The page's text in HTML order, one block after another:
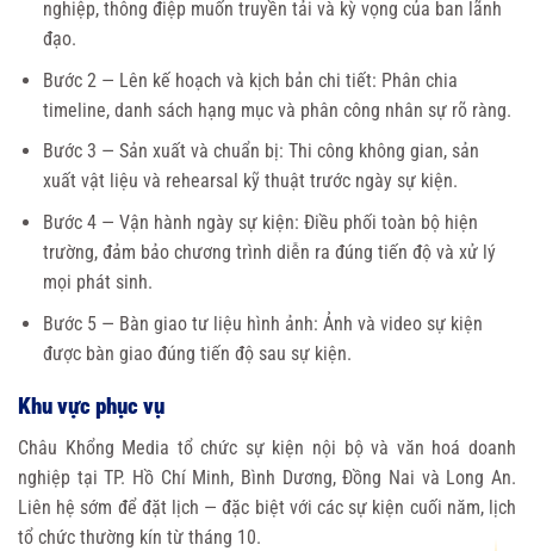
nghiệp, thông điệp muốn truyền tải và kỳ vọng của ban lãnh
đạo.
Bước 2 — Lên kế hoạch và kịch bản chi tiết: Phân chia
timeline, danh sách hạng mục và phân công nhân sự rõ ràng.
Bước 3 — Sản xuất và chuẩn bị: Thi công không gian, sản
xuất vật liệu và rehearsal kỹ thuật trước ngày sự kiện.
Bước 4 — Vận hành ngày sự kiện: Điều phối toàn bộ hiện
trường, đảm bảo chương trình diễn ra đúng tiến độ và xử lý
mọi phát sinh.
Bước 5 — Bàn giao tư liệu hình ảnh: Ảnh và video sự kiện
được bàn giao đúng tiến độ sau sự kiện.
Khu vực phục vụ
Châu Khổng Media tổ chức sự kiện nội bộ và văn hoá doanh
nghiệp tại TP. Hồ Chí Minh, Bình Dương, Đồng Nai và Long An.
Liên hệ sớm để đặt lịch — đặc biệt với các sự kiện cuối năm, lịch
tổ chức thường kín từ tháng 10.